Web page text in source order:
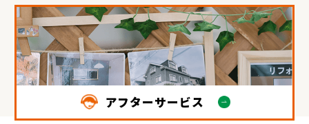
アフターサービス